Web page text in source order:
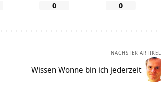
0 0
NÄCHSTER ARTIKEL
Wissen Wonne bin ich jederzeit